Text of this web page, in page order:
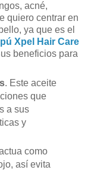
acné,
quiero centrar en
ya que es el
Xpel Hair Care
beneficios para
. Este aceite
que
a sus
y
como
así evita